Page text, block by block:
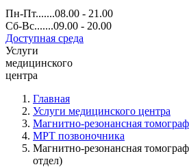
Пн-Пт.......08.00 - 21.00
Сб-Вс.......09.00 - 20.00
Доступная среда
Услуги
медицинского
центра
Главная
Услуги медицинского центра
Магнитно-резонансная
МРТ позвоночника
Магнитно-резонансная
отдел)